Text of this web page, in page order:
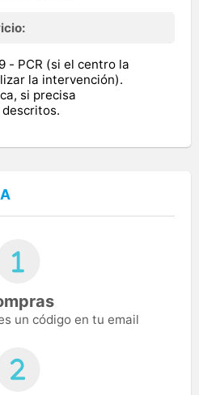
- PCR (si el centro la
la intervención).
si precisa
un código en tu email